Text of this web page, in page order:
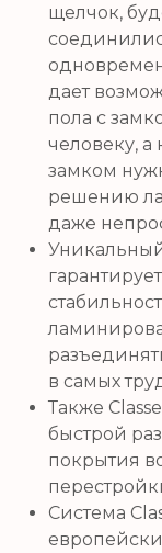
щелчок,
дает
пола с
человеку, а
замком
решению
даже
в самых
Также
быстрой
покрытия
Система